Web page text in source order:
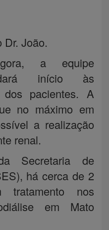
Dr. João.
a equipe
dará início às
dos pacientes. A
no máximo em
a realização
renal.
Secretaria de
há cerca de 2
tratamento nos
em Mato